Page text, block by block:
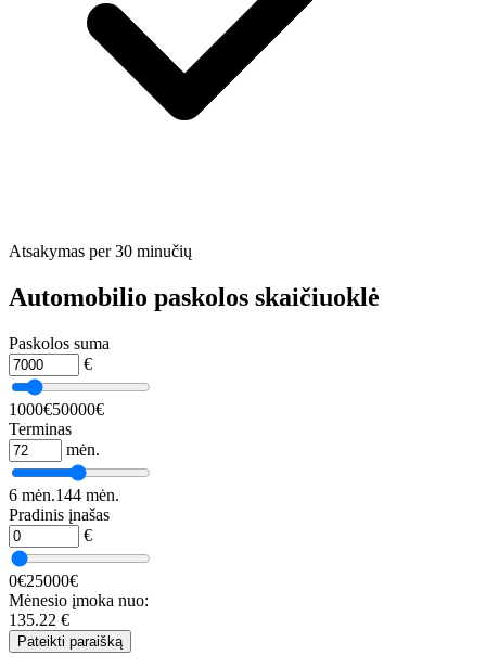
Atsakymas per 30 minučių
Automobilio paskolos skaičiuoklė
Paskolos suma
€
1000€50000€
Terminas
mėn.
6 mėn.144 mėn.
Pradinis įnašas
€
0€25000€
Mėnesio įmoka nuo:
135.22 €
Pateikti paraišką